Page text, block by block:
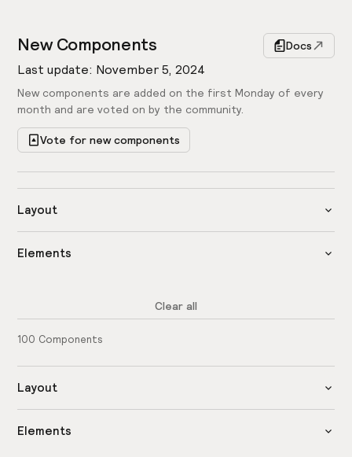
New Components Docs
Last update: November 5, 2024
New components are added on the first Monday of every
month and are voted on by the community.
Vote for new components
Layout
Elements
Clear all
100 Components
Layout
Elements